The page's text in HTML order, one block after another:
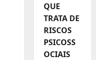
QUE
TRATA DE
RISCOS
PSICOSS
OCIAIS